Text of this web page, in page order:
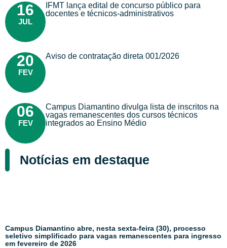
16
JUL
IFMT lança edital de concurso público para
docentes e técnicos-administrativos
20
FEV
Aviso de contratação direta 001/2026
06
FEV
Campus Diamantino divulga lista de inscritos na
vagas remanescentes dos cursos técnicos
integrados ao Ensino Médio
Notícias em destaque
Campus Diamantino abre, nesta sexta-feira (30), processo
seletivo simplificado para vagas remanescentes para ingresso
em fevereiro de 2026